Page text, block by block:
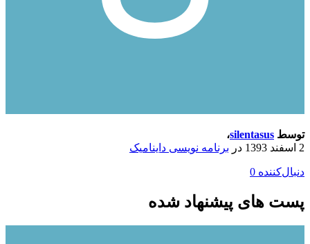
توسط silentasus،
2 اسفند 1393
در برنامه نویسی داینامیک
دنبال‌کننده 0
پست های پیشنهاد شده